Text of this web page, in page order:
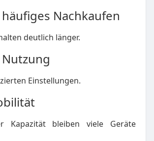
Nachkaufen
deutlich länger.
Einstellungen.
Kapazität bleiben viele Geräte